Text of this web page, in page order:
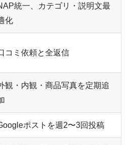
統一、カテゴリ・説明文最
化
コミ依頼と全返信
観・内観・商品写真を定期追
ポストを週2〜3回投稿